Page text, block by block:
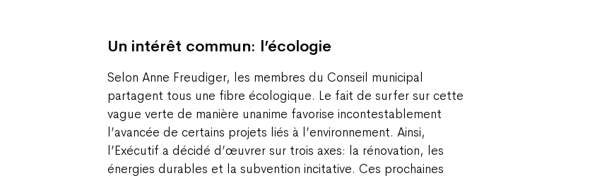
Un intérêt commun: l’écologie
Selon Anne Freudiger, les membres du Conseil municipal
partagent tous une fibre écologique. Le fait de surfer sur cette
vague verte de manière unanime favorise incontestablement
l’avancée de certains projets liés à l’environnement. Ainsi,
l’Exécutif a décidé d’œuvrer sur trois axes: la rénovation, les
énergies durables et la subvention incitative. Ces prochaines